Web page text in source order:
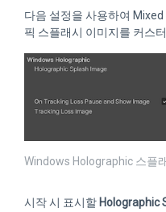
다음 설정을 사용하여
픽 스플래시 이미지를 커스
Windows Holographic 스플
시작 시 표시할 Holographic